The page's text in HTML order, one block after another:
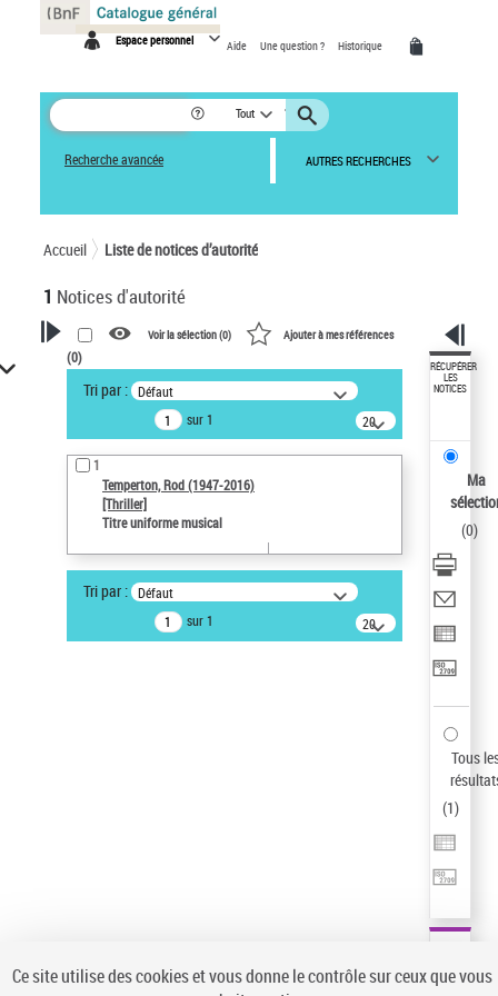
Espace personnel Aide Une question ? Historique
Tout
Recherche avancée AUTRES RECHERCHES
Accueil Liste de notices d’autorité
1 Notices d'autorité
VOTRE RECHERCHE
Recherche avancée dans les
notices d’autorité
Œuvres liées à l'auteur :
Temperton, Rod (1947-2016)
Type de notice d'autorité
Type de notice d'autorité
Voir la sélection (0) Ajouter à mes références
(0)
Tri par : Défaut
sur 1
20
résultats/page
1
Temperton, Rod (1947-2016)
[Thriller]
Titre uniforme musical
Tri par : Défaut
sur 1
20
résultats/page
RÉCUPÉRER
LES
NOTICES
Ma
(0)
Tous
(1)
Panneau de gestion des cookies
Ce site utilise des cookies et vous donne le contrôle sur ceux que vous